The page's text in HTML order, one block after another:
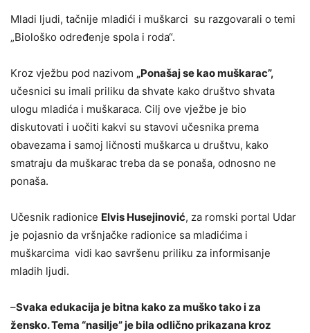
Mladi ljudi, tačnije mladići i muškarci su razgovarali o temi
„Biološko određenje spola i roda“.
Kroz vježbu pod nazivom „Ponašaj se kao muškarac”,
učesnici su imali priliku da shvate kako društvo shvata
ulogu mladića i muškaraca. Cilj ove vježbe je bio
diskutovati i uočiti kakvi su stavovi učesnika prema
obavezama i samoj ličnosti muškarca u društvu, kako
smatraju da muškarac treba da se ponaša, odnosno ne
ponaša.
Učesnik radionice Elvis Husejinović, za romski portal Udar
je pojasnio da vršnjačke radionice sa mladićima i
muškarcima vidi kao savršenu priliku za informisanje
mladih ljudi.
–Svaka edukacija je bitna kako za muško tako i za
žensko. Tema “nasilje” je bila odlično prikazana kroz